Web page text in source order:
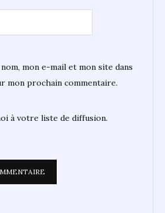
mon e-mail et mon site dans
mon prochain commentaire.
à votre liste de diffusion.